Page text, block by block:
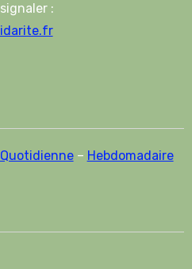
:
Quotidienne– Hebdomadaire